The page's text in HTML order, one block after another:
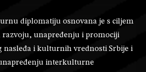
diplomatiju osnovana je s ciljem
razvoju, unapređenju i promociji
i kulturnih vrednosti Srbije i
interkulturne